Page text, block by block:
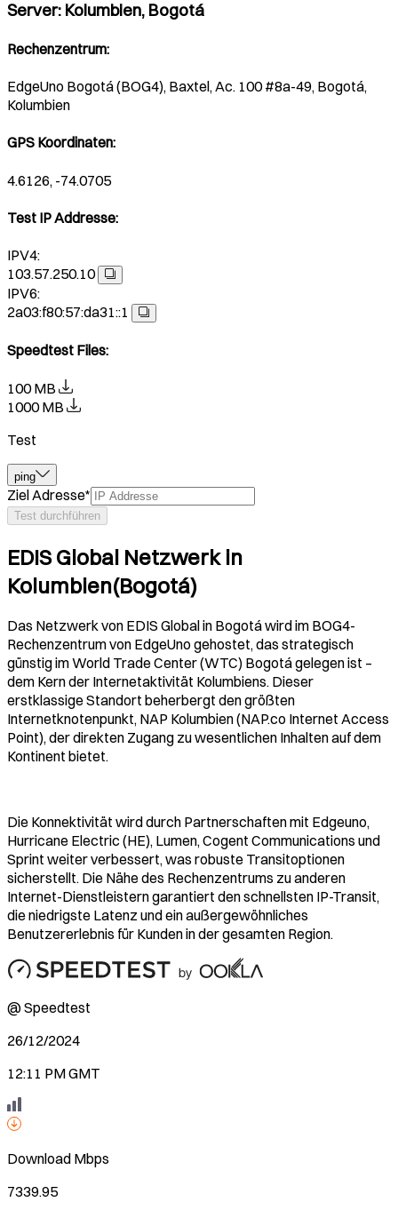
Server: Kolumbien, Bogotá
Rechenzentrum:
EdgeUno Bogotá (BOG4), Baxtel, Ac. 100 #8a-49, Bogotá,
Kolumbien
GPS Koordinaten:
4.6126, -74.0705
Test IP Addresse:
IPV4:
103.57.250.10
IPV6:
2a03:f80:57:da31::1
Speedtest Files:
100 MB
1000 MB
Test
ping
Ziel Adresse*
Test durchführen
EDIS Global Netzwerk in
Kolumbien(Bogotá)
Das Netzwerk von EDIS Global in Bogotá wird im BOG4-
Rechenzentrum von EdgeUno gehostet, das strategisch
günstig im World Trade Center (WTC) Bogotá gelegen ist –
dem Kern der Internetaktivität Kolumbiens. Dieser
erstklassige Standort beherbergt den größten
Internetknotenpunkt, NAP Kolumbien (NAP.co Internet Access
Point), der direkten Zugang zu wesentlichen Inhalten auf dem
Kontinent bietet.
Die Konnektivität wird durch Partnerschaften mit Edgeuno,
Hurricane Electric (HE), Lumen, Cogent Communications und
Sprint weiter verbessert, was robuste Transitoptionen
sicherstellt. Die Nähe des Rechenzentrums zu anderen
Internet-Dienstleistern garantiert den schnellsten IP-Transit,
die niedrigste Latenz und ein außergewöhnliches
Benutzererlebnis für Kunden in der gesamten Region.
@ Speedtest
26/12/2024
12:11 PM GMT
Download Mbps
7339.95